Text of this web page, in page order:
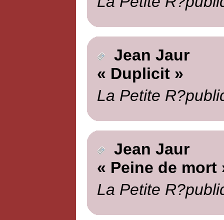
Jean Jaur
« Duplicit »
La Petite
Jean Jaur
« Peine de mort
La Petite